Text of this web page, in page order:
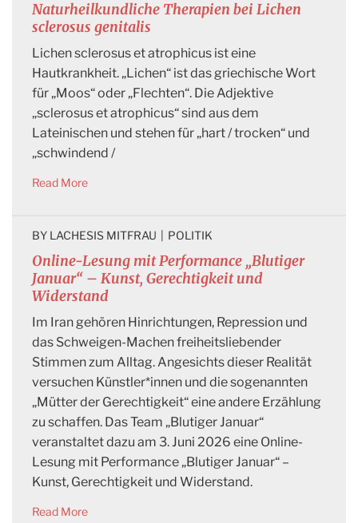
Naturheilkundliche Therapien bei Lichen
sclerosus genitalis
Lichen sclerosus et atrophicus ist eine
Hautkrankheit. „Lichen“ ist das griechische Wort
für „Moos“ oder „Flechten“. Die Adjektive
„sclerosus et atrophicus“ sind aus dem
Lateinischen und stehen für „hart / trocken“ und
„schwindend /
Read More
Online-Lesung mit Performance „Blutiger
Januar“ – Kunst, Gerechtigkeit und
Widerstand
BY LACHESIS MITFRAU POLITIK
Im Iran gehören Hinrichtungen, Repression und
das Schweigen-Machen freiheitsliebender
Stimmen zum Alltag. Angesichts dieser Realität
versuchen Künstler*innen und die sogenannten
„Mütter der Gerechtigkeit“ eine andere Erzählung
zu schaffen. Das Team „Blutiger Januar“
veranstaltet dazu am 3. Juni 2026 eine Online-
Lesung mit Performance „Blutiger Januar“ –
Kunst, Gerechtigkeit und Widerstand.
Read More